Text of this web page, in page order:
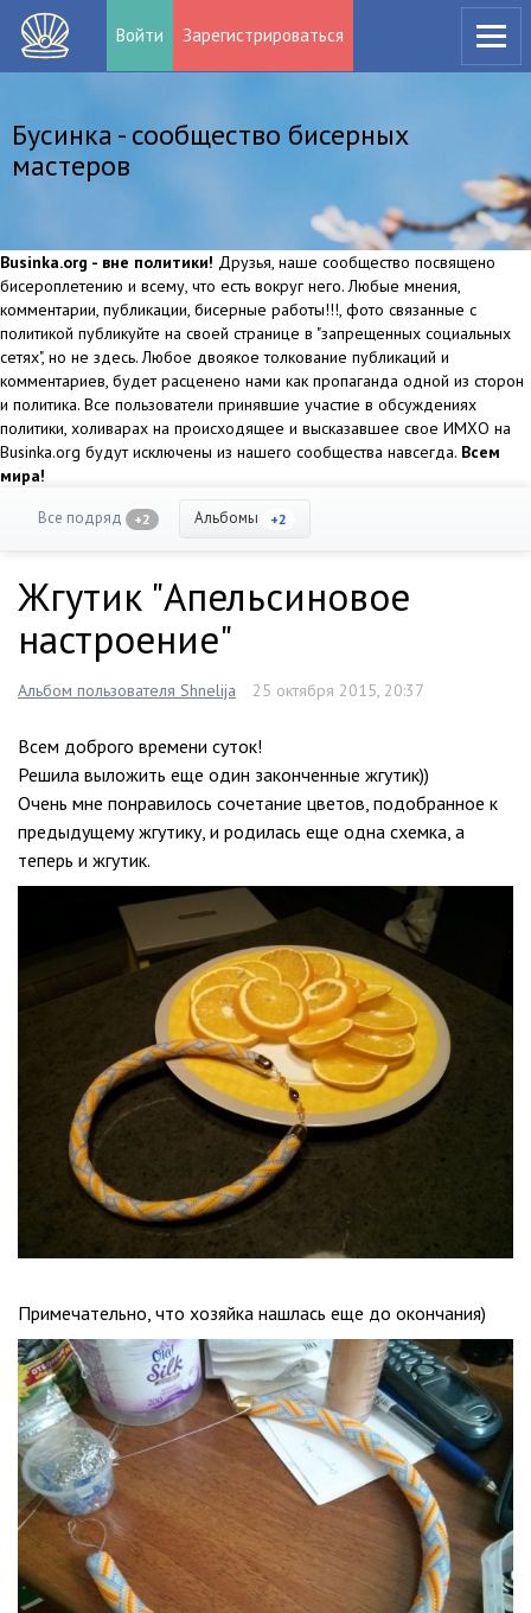
Войти Зарегистрироваться
Бусинка - сообщество бисерных
мастеров
Businka.org - вне политики! Друзья, наше сообщество посвящено
бисероплетению и всему, что есть вокруг него. Любые мнения,
комментарии, публикации, бисерные работы!!!, фото связанные с
политикой публикуйте на своей странице в "запрещенных социальных
сетях", но не здесь. Любое двоякое толкование публикаций и
комментариев, будет расценено нами как пропаганда одной из сторон
и политика. Все пользователи принявшие участие в обсуждениях
политики, холиварах на происходящее и высказавшее свое ИМХО на
Businka.org будут исключены из нашего сообщества навсегда. Всем
мира!
Все подряд +2 Альбомы +2
Жгутик "Апельсиновое
настроение"
Альбом пользователя Shnelija 25 октября 2015, 20:37
Всем доброго времени суток!
Решила выложить еще один законченные жгутик))
Очень мне понравилось сочетание цветов, подобранное к
предыдущему жгутику, и родилась еще одна схемка, а
теперь и жгутик.
Примечательно, что хозяйка нашлась еще до окончания)